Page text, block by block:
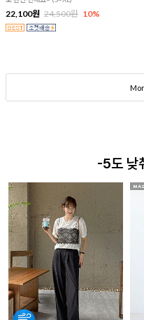
22,100원 24,500원 10%
-5도 낮